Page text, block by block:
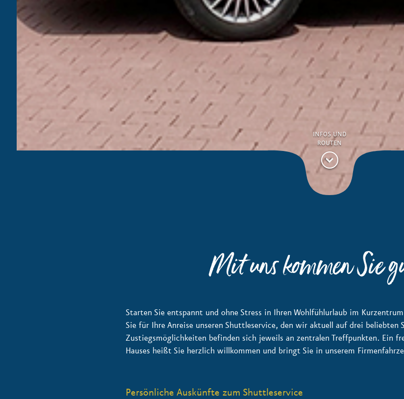
INFOS UND
ROUTEN
Mit uns kommen Sie
Starten Sie entspannt und ohne Stress in Ihren Wohlfühlurlaub im
Sie für Ihre Anreise unseren Shuttleservice, den wir aktuell auf drei beliebten
Zustiegsmöglichkeiten befinden sich jeweils an zentralen Treffpunkten. Ein
Hauses heißt Sie herzlich willkommen und bringt Sie in unserem
Persönliche Auskünfte zum Shuttleservice